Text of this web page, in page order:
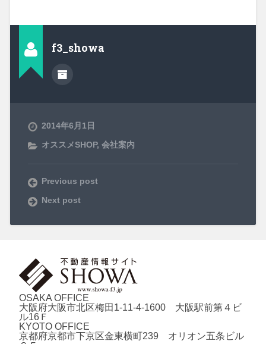
f3_showa
2014年6月1日
オススメSHOP, 会社案内
Previous post
Next post
OSAKA OFFICE
大阪府大阪市北区梅田1-11-4-1600 大阪駅前第４ビ
ル16Ｆ
KYOTO OFFICE
京都府京都市下京区金東横町239 オリオン五条ビル